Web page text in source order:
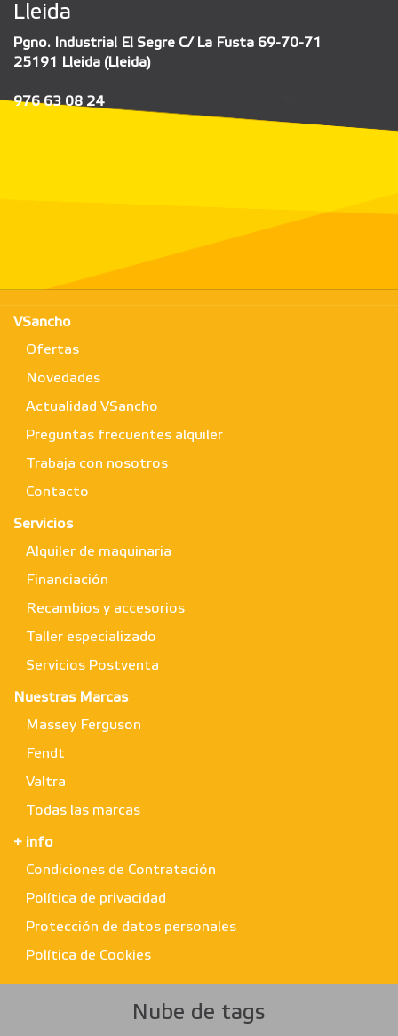
Lleida
Pgno. Industrial El Segre C/ La Fusta 69-70-71
25191 Lleida (Lleida)
976 63 08 24
VSancho
Ofertas
Novedades
Actualidad VSancho
Preguntas frecuentes alquiler
Trabaja con nosotros
Contacto
Servicios
Alquiler de maquinaria
Financiación
Recambios y accesorios
Taller especializado
Servicios Postventa
Nuestras Marcas
Massey Ferguson
Fendt
Valtra
Todas las marcas
+ info
Condiciones de Contratación
Política de privacidad
Protección de datos personales
Política de Cookies
Nube de tags